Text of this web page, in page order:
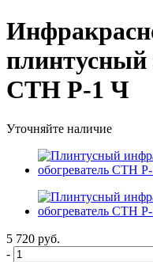
плинтусный
СТН Р-1 Ч
Уточняйте наличие
5 720 руб.
-